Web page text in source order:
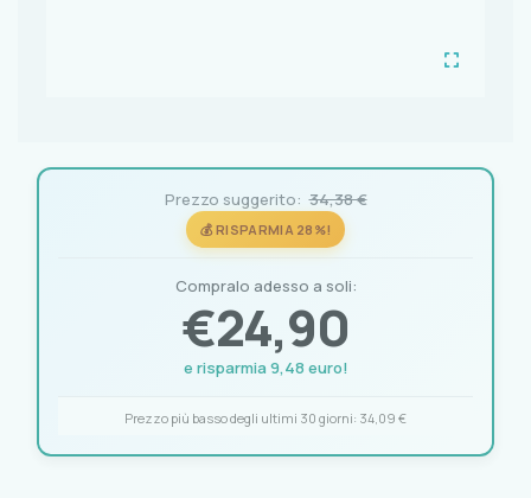
Prezzo suggerito: 34,38 €
💰 RISPARMIA 28%!
Compralo adesso a soli:
€24,90
e risparmia 9,48 euro!
Prezzo più basso degli ultimi 30 giorni: 34,09 €